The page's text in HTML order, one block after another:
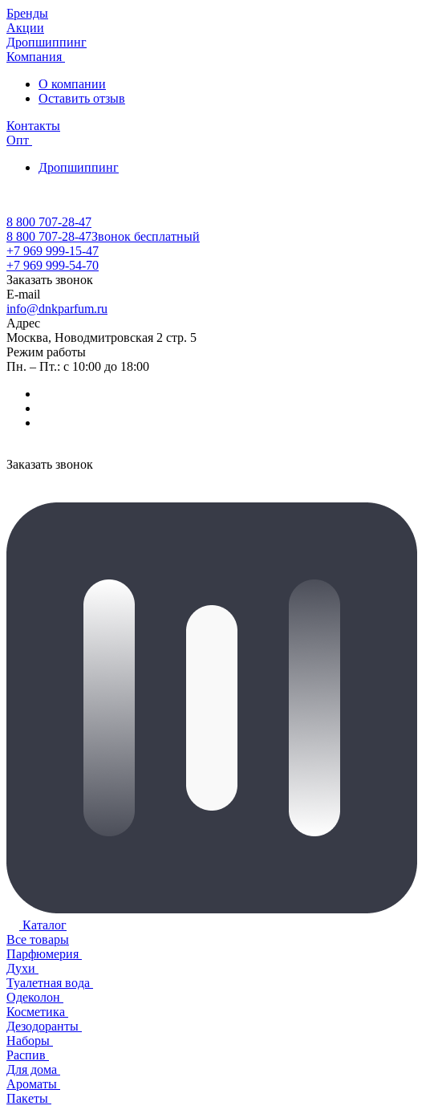
Бренды
Акции
Дропшиппинг
Компания
О компании
Оставить отзыв
Контакты
Опт
Дропшиппинг
8 800 707-28-47
8 800 707-28-47Звонок бесплатный
+7 969 999-15-47
+7 969 999-54-70
Заказать звонок
E-mail
info@dnkparfum.ru
Адрес
Москва, Новодмитровская 2 стр. 5
Режим работы
Пн. – Пт.: с 10:00 до 18:00
Заказать звонок
Каталог
Все товары
Парфюмерия
Духи
Туалетная вода
Одеколон
Косметика
Дезодоранты
Наборы
Распив
Для дома
Ароматы
Пакеты